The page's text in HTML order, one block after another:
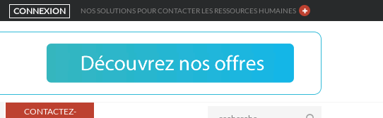
CONNEXION NOS SOLUTIONS POUR CONTACTER LES RESSOURCES HUMAINES
CONTACTEZ-